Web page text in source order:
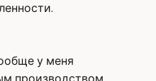
у меня